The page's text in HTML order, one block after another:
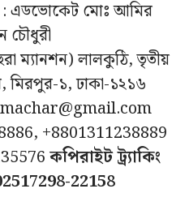
এডভোকেট মোঃ আমির
চৌধুরী
ম্যানশন) লালকুঠি, তৃতীয়
মিরপুর-১, ঢাকা-১২১৬
+8801311238889
কপিরাইট ট্র্যাকিং
22158